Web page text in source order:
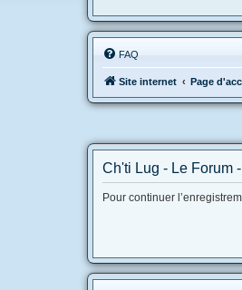
FAQ
Site internet Page
Ch'ti Lug - Le Forum
Pour continuer